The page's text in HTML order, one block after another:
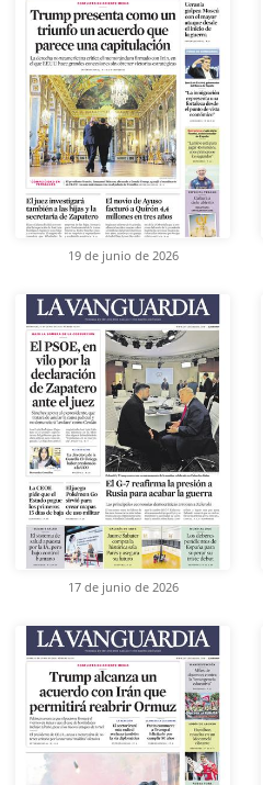
19 de junio de 2026
17 de junio de 2026